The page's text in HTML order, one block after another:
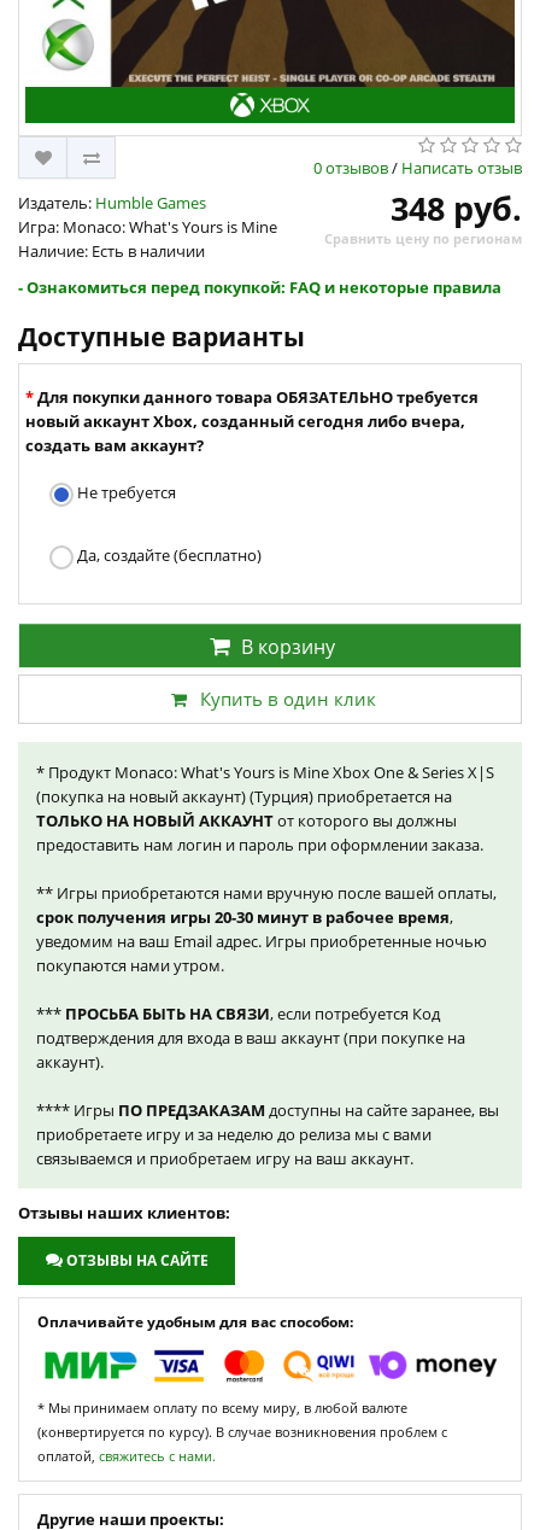
0 отзывов/ Написать отзыв
Издатель: Humble Games
Игра: Monaco: What's Yours is Mine
Наличие: Есть в наличии
348 руб.
Сравнить цену по регионам
- Ознакомиться перед покупкой: FAQ и некоторые правила
Доступные варианты
Для покупки данного товара ОБЯЗАТЕЛЬНО требуется
новый аккаунт Xbox, созданный сегодня либо вчера,
создать вам аккаунт?
Не требуется
Да, создайте (бесплатно)
В корзину
Купить в один клик
* Продукт Monaco: What's Yours is Mine Xbox One & Series X|S
(покупка на новый аккаунт) (Турция) приобретается на
ТОЛЬКО НА НОВЫЙ АККАУНТот которого вы должны
предоставить нам логин и пароль при оформлении заказа.
** Игры приобретаются нами вручную после вашей оплаты,
срок получения игры 20-30 минут в рабочее время,
уведомим на ваш Email адрес. Игры приобретенные ночью
покупаются нами утром.
*** ПРОСЬБА БЫТЬ НА СВЯЗИ, если потребуется Код
подтверждения для входа в ваш аккаунт (при покупке на
аккаунт).
**** Игры ПО ПРЕДЗАКАЗАМ доступны на сайте заранее, вы
приобретаете игру и за неделю до релиза мы с вами
связываемся и приобретаем игру на ваш аккаунт.
Отзывы наших клиентов:
ОТЗЫВЫ НА САЙТЕ
Оплачивайте удобным для вас способом:
* Мы принимаем оплату по всему миру, в любой валюте
(конвертируется по курсу). В случае возникновения проблем с
оплатой, свяжитесь с нами.
Другие наши проекты: